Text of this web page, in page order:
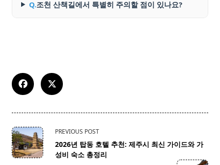
Q.조천 산책길에서 특별히 주의할 점이 있나요?
<span
class="nav-
subtitle
PREVIOUS POST
2026년 탑동 호텔 추천: 제주시 최신 가이드와 가
성비 숙소 총정리